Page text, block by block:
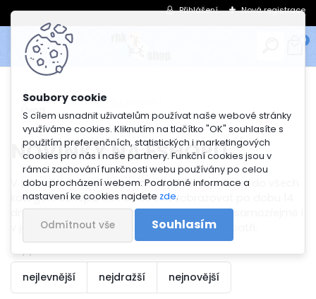
S cílem usnadnit uživatelům používat naše webové stránky
využíváme cookies. Kliknutím na tlačítko "OK" souhlasíte s
použitím preferenčních, statistických i marketingových
cookies pro nás i naše partnery. Funkční cookies jsou v
rámci zachování funkčnosti webu používány po celou
dobu procházení webem. Podrobné informace a
nastavení ke cookies najdete zde.
Odmítnout vše Souhlasím
Přihlášení Nová registrace
0
Úvod
NOVINKY NA ESHOPU
NOVINKY NA ESHOPU
V této záložce naleznete nově přidané položky do všech
kategorií eshopu, kde se budou zobrazovat po dobu 14
dní od naskladnění. Tyto položky naleznete samozřejmě i
v jednotlivých kategoriích, kam dané zboží patří.
nejlevnější nejdražší nejnovější